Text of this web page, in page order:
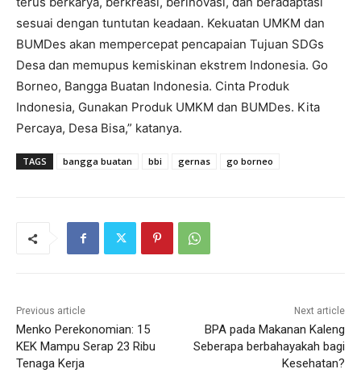
sesuai dengan tuntutan keadaan. Kekuatan UMKM dan
BUMDes akan mempercepat pencapaian Tujuan SDGs
Desa dan memupus kemiskinan ekstrem Indonesia. Go
Borneo, Bangga Buatan Indonesia. Cinta Produk
Indonesia, Gunakan Produk UMKM dan BUMDes. Kita
Percaya, Desa Bisa,” katanya.
TAGS bangga buatan bbi gernas go borneo
Previous article
Menko Perekonomian: 15
KEK Mampu Serap 23 Ribu
Tenaga Kerja
Next article
BPA pada Makanan Kaleng
Seberapa berbahayakah bagi
Kesehatan?